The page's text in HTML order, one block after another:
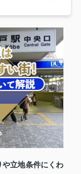
立地条件にくわ